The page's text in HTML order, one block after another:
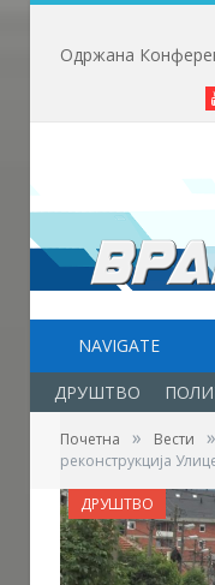
NAVIGATE
ДРУШТВО
Почетна » Вести »
реконструкција
ДРУШТВО